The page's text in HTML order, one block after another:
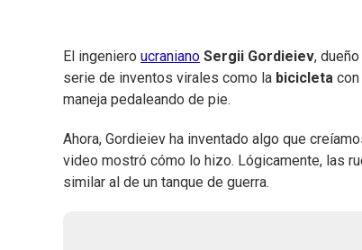
El ingeniero ucraniano Sergii Gordieiev,
serie de inventos virales como la bicicleta
maneja pedaleando de pie.
Ahora, Gordieiev ha inventado algo que
video mostró cómo lo hizo. Lógicamente, las
similar al de un tanque de guerra.